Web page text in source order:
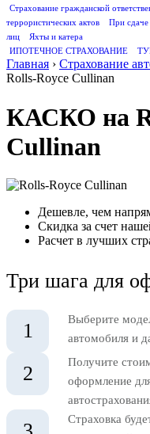
Страхование гражданской
террористических актов
При сдаче
лиц
Яхты и катера
ИПОТЕЧНОЕ СТРАХОВАНИЕ
Главная › Страхование
Rolls-Royce Cullinan
КАСКО на
Cullinan
Дешевле, чем
Скидка за счет
Расчет в лучших
Три шага для
1
Выберите
автомобиля и
2
Получите
оформление
Страховка